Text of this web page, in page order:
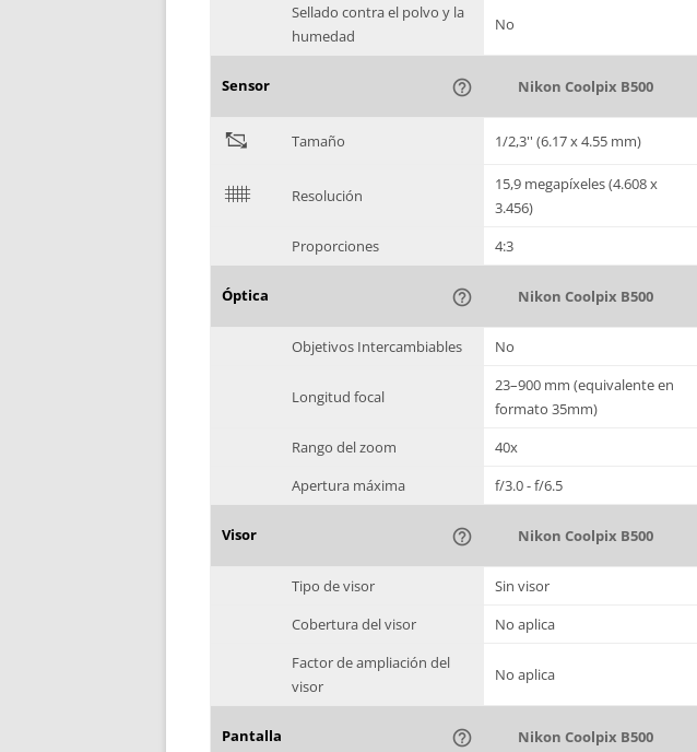
Sellado contra el polvo y la
humedad
No
Sensor help_outline Nikon Coolpix B500
" Tamaño 1/2,3'' (6.17 x 4.55 mm)
$ Resolución
15,9 megapíxeles (4.608 x
3.456)
Proporciones
4:3
Óptica help_outline Nikon Coolpix B500
Objetivos Intercambiables
No
Longitud focal
23–900 mm (equivalente en
formato 35mm)
Rango del zoom
40x
Apertura máxima
f/3.0 - f/6.5
Visor help_outline Nikon Coolpix B500
Tipo de visor
Sin visor
Cobertura del visor
No aplica
Factor de ampliación del
visor
No aplica
Pantalla help_outline Nikon Coolpix B500